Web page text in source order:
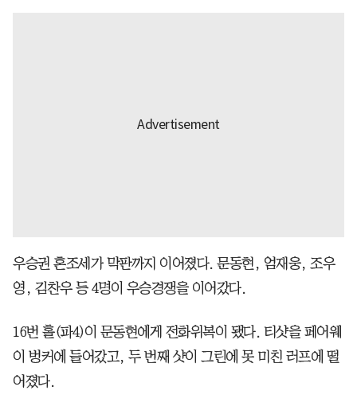
우승권 혼조세가 막판까지 이어졌다. 문동현, 엄재웅, 조우
영, 김찬우 등 4명이 우승경쟁을 이어갔다.
16번 홀(파4)이 문동현에게 전화위복이 됐다. 티샷을 페어웨
이 벙커에 들어갔고, 두 번째 샷이 그린에 못 미친 러프에 떨
어졌다.